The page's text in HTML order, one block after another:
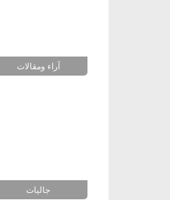
آراء ومقالات
جاليات